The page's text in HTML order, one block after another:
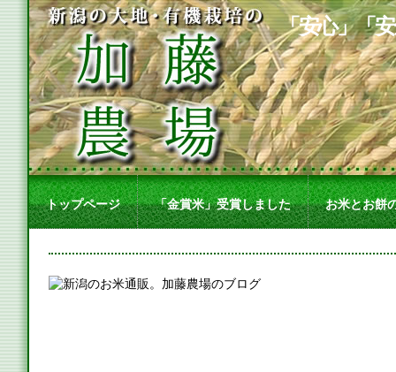
「安心」「
トップページ 「金賞米」受賞しました お米とお餅